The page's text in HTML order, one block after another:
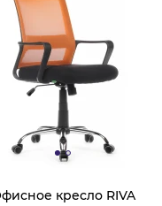
кресло RIVA